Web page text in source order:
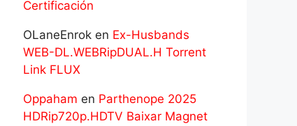
Certificación
OLaneEnrok en Ex-Husbands
WEB-DL.WEBRipDUAL.H Torrent
Link FLUX
Oppaham en Parthenope 2025
HDRip720p.HDTV Baixar Magnet